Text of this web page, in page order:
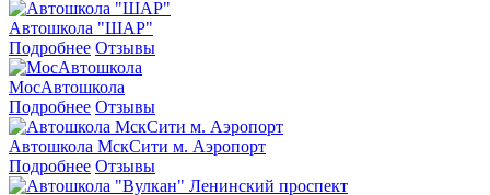
Автошкола "ШАР"
Подробнее Отзывы
МосАвтошкола
Подробнее Отзывы
Автошкола МскСити м. Аэропорт
Подробнее Отзывы